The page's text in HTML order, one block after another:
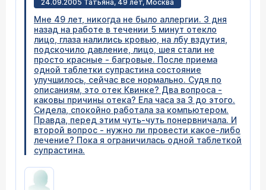
24.09.2005 Татьяна, 49 лет, Москва
Мне 49 лет, никогда не было аллергии. 3 дня
назад на работе в течении 5 минут отекло
лицо, глаза налились кровью, на лбу вздутия,
подскочило давление, лицо, шея стали не
просто красные - багровые. После приема
одной таблетки супрастина состояние
улучшилось, сейчас все нормально. Судя по
описаниям, это отек Квинке? Два вопроса -
каковы причины отека? Ела часа за 3 до этого.
Сидела, спокойно работала за компьютером.
Правда, перед этим чуть-чуть понервничала. И
второй вопрос - нужно ли провести какое-либо
лечение? Пока я ограничилась одной таблеткой
супрастина.